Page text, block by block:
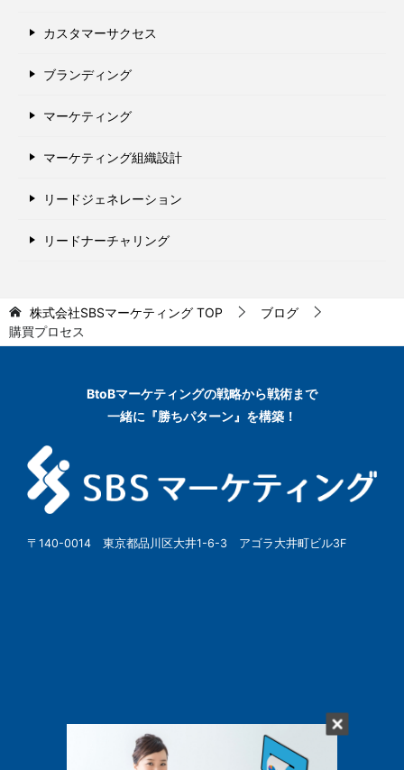
カスタマーサクセス
ブランディング
マーケティング
マーケティング組織設計
リードジェネレーション
リードナーチャリング
株式会社SBSマーケティング TOP
ブログ
購買プロセス
BtoBマーケティングの戦略から戦術まで
一緒に『勝ちパターン』を構築！
〒140-0014 東京都品川区大井1-6-3 アゴラ大井町ビル3F